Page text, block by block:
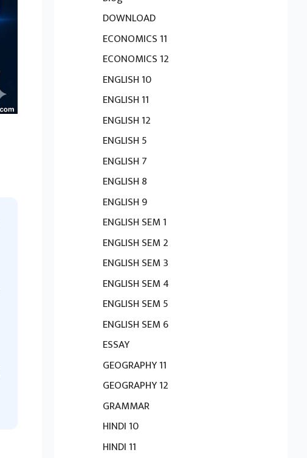
DOWNLOAD
ECONOMICS 11
ECONOMICS 12
ENGLISH 10
ENGLISH 11
ENGLISH 12
ENGLISH 5
ENGLISH 7
ENGLISH 8
ENGLISH 9
ENGLISH SEM 1
ENGLISH SEM 2
ENGLISH SEM 3
ENGLISH SEM 4
ENGLISH SEM 5
ENGLISH SEM 6
ESSAY
GEOGRAPHY 11
GEOGRAPHY 12
GRAMMAR
HINDI 10
HINDI 11